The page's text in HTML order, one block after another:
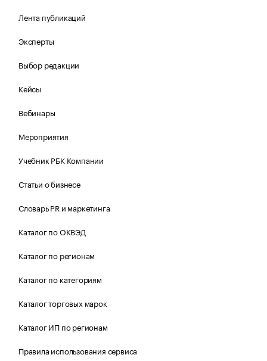
Лента публикаций
Эксперты
Выбор редакции
Кейсы
Вебинары
Мероприятия
Учебник РБК Компании
Статьи о бизнесе
Словарь PR и маркетинга
Каталог по ОКВЭД
Каталог по регионам
Каталог по категориям
Каталог торговых марок
Каталог ИП по регионам
Правила использования сервиса